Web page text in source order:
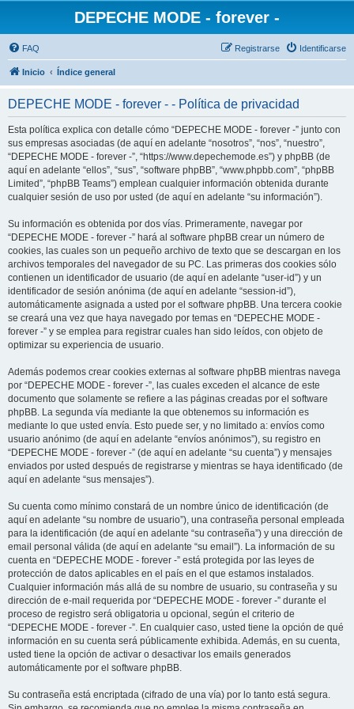
DEPECHE MODE - forever -
FAQ Identificarse
Registrarse
Inicio Índice general
DEPECHE MODE - forever - - Política de privacidad
Esta política explica con detalle cómo “DEPECHE MODE - forever -” junto con
sus empresas asociadas (de aquí en adelante “nosotros”, “nos”, “nuestro”,
“DEPECHE MODE - forever -”, “https://www.depechemode.es”) y phpBB (de
aquí en adelante “ellos”, “sus”, “software phpBB”, “www.phpbb.com”, “phpBB
Limited”, “phpBB Teams”) emplean cualquier información obtenida durante
cualquier sesión de uso por usted (de aquí en adelante “su información”).
Su información es obtenida por dos vías. Primeramente, navegar por
“DEPECHE MODE - forever -” hará al software phpBB crear un número de
cookies, las cuales son un pequeño archivo de texto que se descargan en los
archivos temporales del navegador de su PC. Las primeras dos cookies sólo
contienen un identificador de usuario (de aquí en adelante “user-id”) y un
identificador de sesión anónima (de aquí en adelante “session-id”),
automáticamente asignada a usted por el software phpBB. Una tercera cookie
se creará una vez que haya navegado por temas en “DEPECHE MODE -
forever -” y se emplea para registrar cuales han sido leídos, con objeto de
optimizar su experiencia de usuario.
Además podemos crear cookies externas al software phpBB mientras navega
por “DEPECHE MODE - forever -”, las cuales exceden el alcance de este
documento que solamente se refiere a las páginas creadas por el software
phpBB. La segunda vía mediante la que obtenemos su información es
mediante lo que usted envía. Esto puede ser, y no limitado a: envíos como
usuario anónimo (de aquí en adelante “envíos anónimos”), su registro en
“DEPECHE MODE - forever -” (de aquí en adelante “su cuenta”) y mensajes
enviados por usted después de registrarse y mientras se haya identificado (de
aquí en adelante “sus mensajes”).
Su cuenta como mínimo constará de un nombre único de identificación (de
aquí en adelante “su nombre de usuario”), una contraseña personal empleada
para la identificación (de aquí en adelante “su contraseña”) y una dirección de
email personal válida (de aquí en adelante “su email”). La información de su
cuenta en “DEPECHE MODE - forever -” está protegida por las leyes de
protección de datos aplicables en el país en el que estamos instalados.
Cualquier información más allá de su nombre de usuario, su contraseña y su
dirección de e-mail requerida por “DEPECHE MODE - forever -” durante el
proceso de registro será obligatoria u opcional, según el criterio de
“DEPECHE MODE - forever -”. En cualquier caso, usted tiene la opción de qué
información en su cuenta será públicamente exhibida. Además, en su cuenta,
usted tiene la opción de activar o desactivar los emails generados
automáticamente por el software phpBB.
Su contraseña está encriptada (cifrado de una vía) por lo tanto está segura.